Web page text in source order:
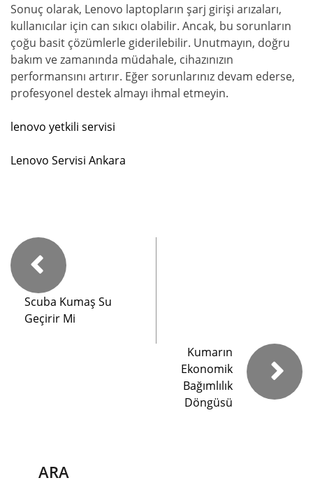
Sonuç olarak, Lenovo laptopların şarj girişi arızaları,
kullanıcılar için can sıkıcı olabilir. Ancak, bu sorunların
çoğu basit çözümlerle giderilebilir. Unutmayın, doğru
bakım ve zamanında müdahale, cihazınızın
performansını artırır. Eğer sorunlarınız devam ederse,
profesyonel destek almayı ihmal etmeyin.
lenovo yetkili servisi
Lenovo Servisi Ankara
Scuba Kumaş Su
Geçirir Mi
Kumarın
Ekonomik
Bağımlılık
Döngüsü
ARA